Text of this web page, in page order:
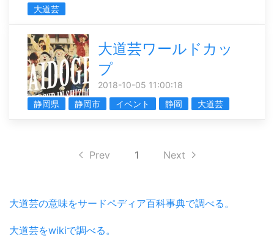
大道芸
大道芸ワールドカッ
プ
2018-10-05 11:00:18
静岡県
静岡市 イベント 静岡 大道芸
Prev 1 Next
大道芸の意味をサードペディア百科事典で調べる。
大道芸をwikiで調べる。